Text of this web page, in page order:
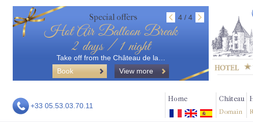
Special offers 4 / 4
Hot Air Balloon Break
2 days / 1 night
Take off from the Château de la…
Book
View more
+33 05.53.03.70.11
Home Château
Domain